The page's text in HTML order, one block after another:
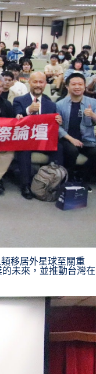
移居外星球至關重
未來，並推動台灣在